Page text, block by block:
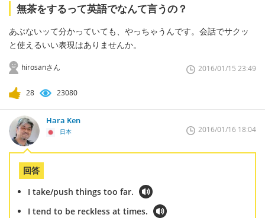
無茶をするって英語でなんて言うの？
あぶないッて分かっていても、やっちゃうんです。会話でサクッ
と使えるいい表現はありませんか。
hirosanさん 2016/01/15 23:49
28 23080
Hara Ken
日本 2016/01/16 18:04
回答
I take/push things too far.
I tend to be reckless at times.